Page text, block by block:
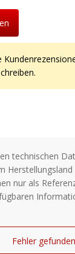
technischen
nur als
Fehler